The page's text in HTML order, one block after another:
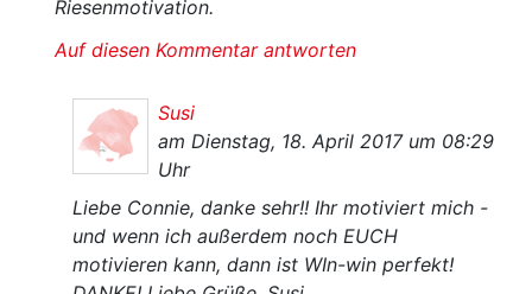
Riesenmotivation.
Auf diesen Kommentar antworten
Susi
am Dienstag, 18. April 2017 um 08:29
Uhr
Liebe Connie, danke sehr!! Ihr motiviert mich -
und wenn ich außerdem noch EUCH
motivieren kann, dann ist WIn-win perfekt!